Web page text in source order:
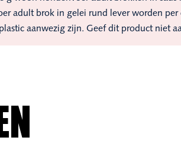
adult brok in gelei rund lever worden
aanwezig zijn. Geef dit product niet